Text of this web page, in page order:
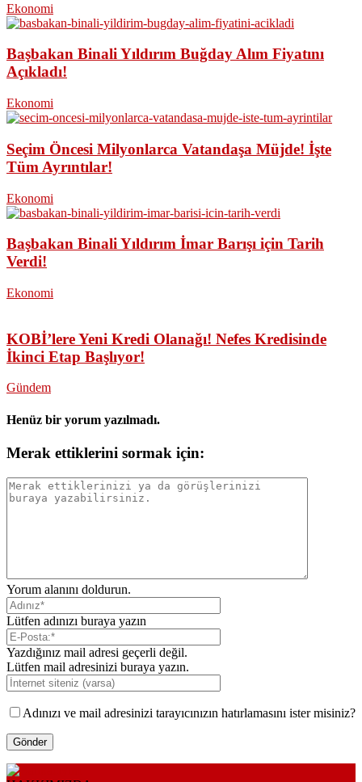
Ekonomi
Başbakan Binali Yıldırım Buğday Alım Fiyatını
Açıkladı!
Ekonomi
Seçim Öncesi Milyonlarca Vatandaşa Müjde! İşte
Tüm Ayrıntılar!
Ekonomi
Başbakan Binali Yıldırım İmar Barışı için Tarih
Verdi!
Ekonomi
KOBİ’lere Yeni Kredi Olanağı! Nefes Kredisinde
İkinci Etap Başlıyor!
Gündem
Henüz bir yorum yazılmadı.
Merak ettiklerini sormak için:
Yorum alanını doldurun.
Lütfen adınızı buraya yazın
Yazdığınız mail adresi geçerli değil.
Lütfen mail adresinizi buraya yazın.
Adınızı ve mail adresinizi tarayıcınızın hatırlamasını ister misiniz?